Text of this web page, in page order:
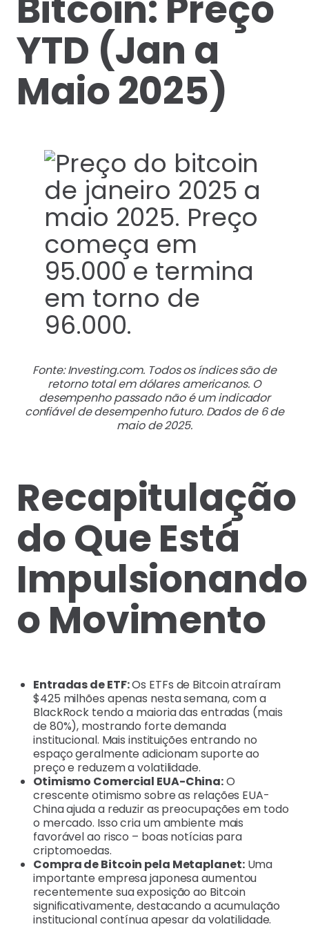
YTD (Jan a
Maio 2025)
Fonte: Investing.com. Todos os índices são de
retorno total em dólares americanos. O
desempenho passado não é um indicador
confiável de desempenho futuro. Dados de 6 de
maio de 2025.
Recapitulação
do Que Está
Impulsionando
o Movimento
Entradas de ETF:Os ETFs de Bitcoin atraíram
$425 milhões apenas nesta semana, com a
BlackRock tendo a maioria das entradas (mais
de 80%), mostrando forte demanda
institucional. Mais instituições entrando no
espaço geralmente adicionam suporte ao
preço e reduzem a volatilidade.
Otimismo Comercial EUA-China:O
crescente otimismo sobre as relações EUA-
China ajuda a reduzir as preocupações em todo
o mercado. Isso cria um ambiente mais
favorável ao risco – boas notícias para
criptomoedas.
Compra de Bitcoin pela Metaplanet:Uma
importante empresa japonesa aumentou
recentemente sua exposição ao Bitcoin
significativamente, destacando a acumulação
institucional contínua apesar da volatilidade.